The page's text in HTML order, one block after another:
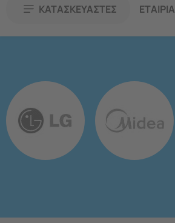
ΚΑΤΑΣΚΕΥΑΣΤΕΣ ΕΤΑΙΡΙΑ